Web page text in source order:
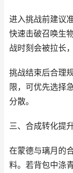
进入挑战前建议
快速击破召唤生
战时刻会被拉长
挑战结束后合理
限，可优先选择
分散。
三、合成转化提
在蒙德与璃月的
料。若背包中涤